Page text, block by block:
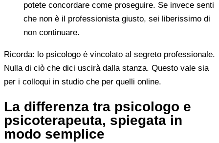
potete concordare come proseguire. Se invece senti
che non è il professionista giusto, sei liberissimo di
non continuare.
Ricorda: lo psicologo è vincolato al segreto professionale.
Nulla di ciò che dici uscirà dalla stanza. Questo vale sia
per i colloqui in studio che per quelli online.
La differenza tra psicologo e
psicoterapeuta, spiegata in
modo semplice